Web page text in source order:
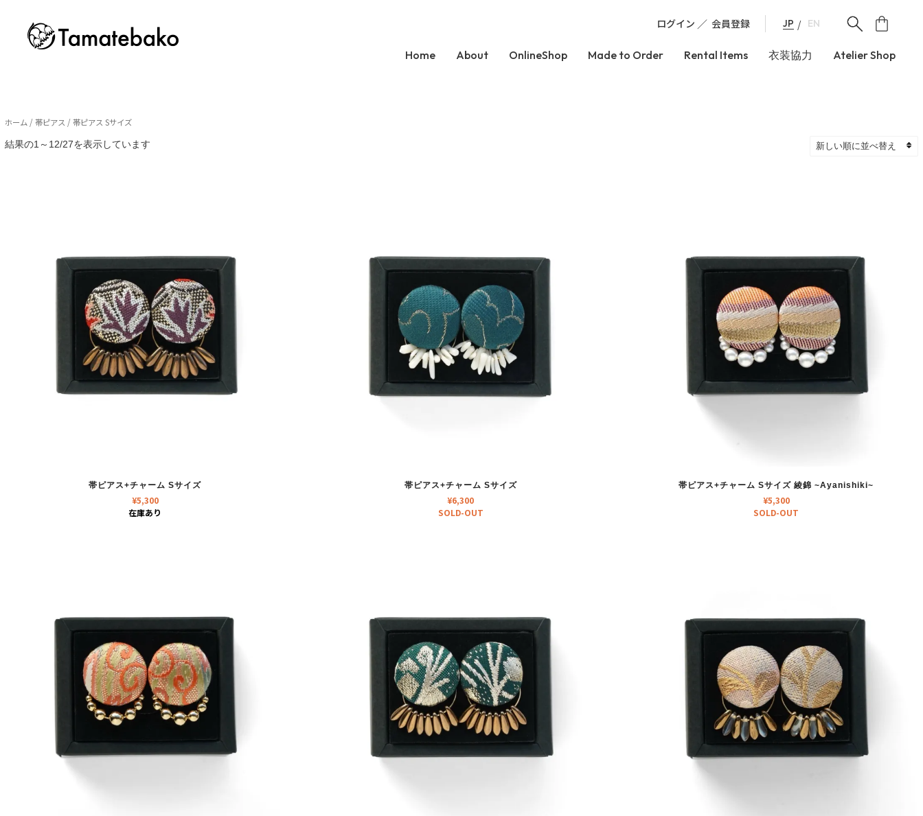
ログイン 会員登録 JP EN
Home About OnlineShop Made to Order Rental Items 衣装協力 Atelier Shop
ホーム /帯ピアス / 帯ピアス Sサイズ
結果の1～12/27を表示しています
帯ピアス+チャーム Sサイズ
¥5,300
在庫あり
帯ピアス+チャーム Sサイズ
¥6,300
SOLD-OUT
帯ピアス+チャーム Sサイズ 綾錦 ~Ayanishiki~
¥5,300
SOLD-OUT